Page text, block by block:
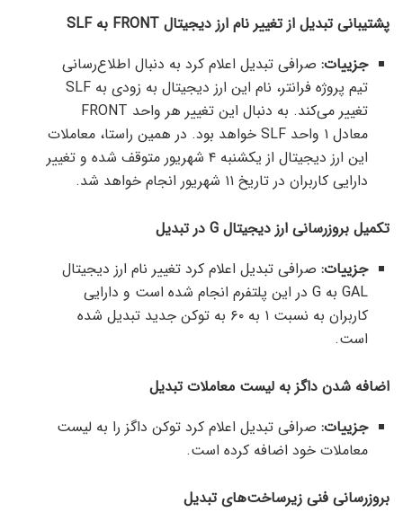
پشتیبانی تبدیل از تغییر نام ارز دیجیتال FRONT بهSLF
جزییات: صرافی تبدیل اعلام کرد به دنبال اطلاع‌رسانی
تیم پروژه فرانتر، نام این ارز دیجیتال به زودی به SLF
تغییر می‌کند. به دنبال این تغییر هر واحد FRONT
معادل ۱ واحد SLF خواهد بود. در همین راستا، معاملات
این ارز دیجیتال از یکشنبه ۴ شهریور متوقف شده و تغییر
دارایی کاربران در تاریخ ۱۱ شهریور انجام خواهد شد.
تکمیل بروزرسانی ارز دیجیتال G در تبدیل
جزییات: صرافی تبدیل اعلام کرد تغییر نام ارز دیجیتال
GAL به G در این پلتفرم انجام شده است و دارایی
کاربران به نسبت ۱ به ۶۰ به توکن جدید تبدیل شده
است.
اضافه شدن داگز به لیست معاملات تبدیل
جزییات: صرافی تبدیل اعلام کرد توکن داگز را به لیست
معاملات خود اضافه کرده است.
بروزرسانی فنی زیرساخت‌های تبدیل